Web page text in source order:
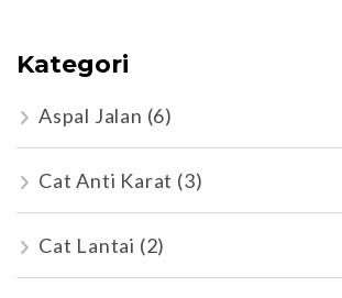
Kategori
Aspal Jalan (6)
Cat Anti Karat (3)
Cat Lantai (2)